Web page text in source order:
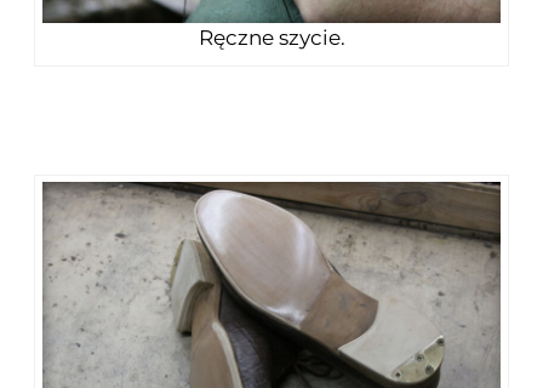
Ręczne szycie.